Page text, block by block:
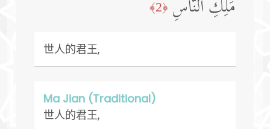
مَلِكِ ٱلنَّاسِ ﴿2﴾
世人的君王,
Ma Jian (Traditional)
世人的君王,